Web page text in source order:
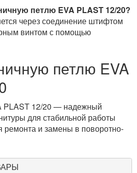
петлю EVA PLAST 12/20?
через соединение штифтом
винтом с помощью
петлю EVA
PLAST 12/20 — надежный
для стабильной работы
ремонта и замены в поворотно-